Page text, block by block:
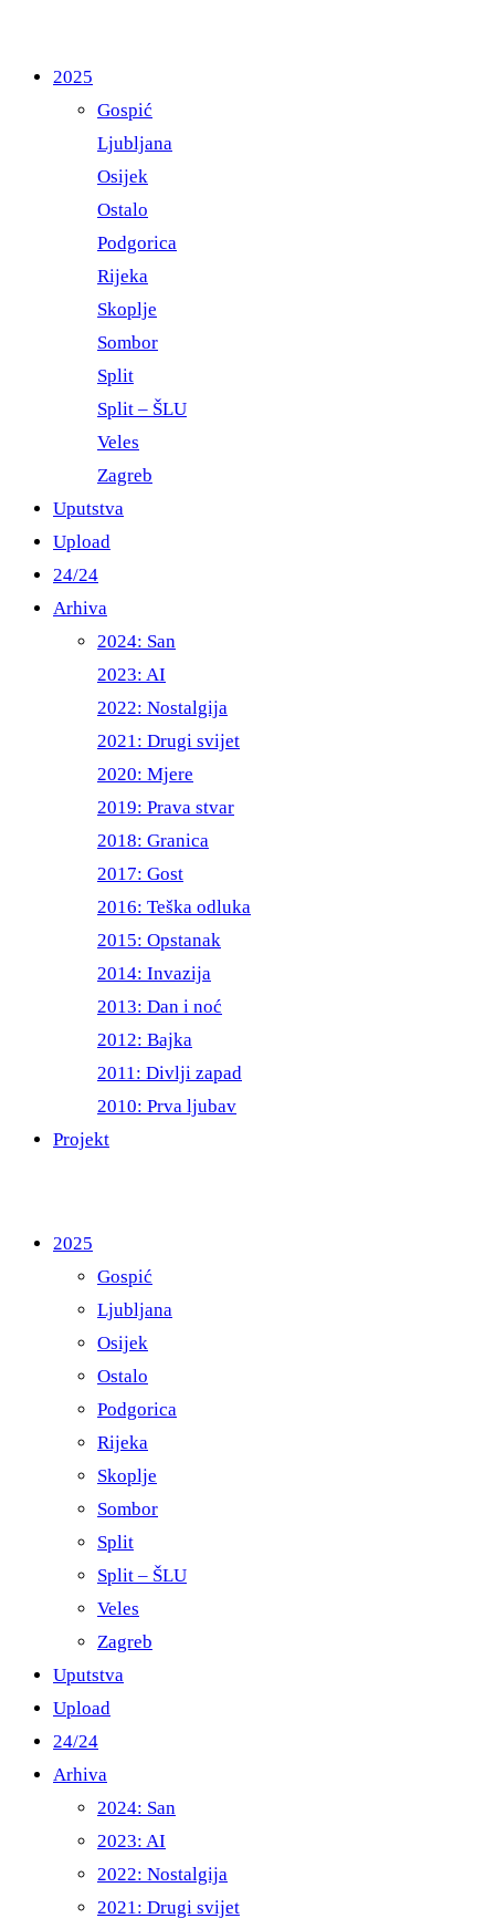
2025
Gospić
Ljubljana
Osijek
Ostalo
Podgorica
Rijeka
Skoplje
Sombor
Split
Split – ŠLU
Veles
Zagreb
Uputstva
Upload
24/24
Arhiva
2024: San
2023: AI
2022: Nostalgija
2021: Drugi svijet
2020: Mjere
2019: Prava stvar
2018: Granica
2017: Gost
2016: Teška odluka
2015: Opstanak
2014: Invazija
2013: Dan i noć
2012: Bajka
2011: Divlji zapad
2010: Prva ljubav
Projekt
2025
Gospić
Ljubljana
Osijek
Ostalo
Podgorica
Rijeka
Skoplje
Sombor
Split
Split – ŠLU
Veles
Zagreb
Uputstva
Upload
24/24
Arhiva
2024: San
2023: AI
2022: Nostalgija
2021: Drugi svijet